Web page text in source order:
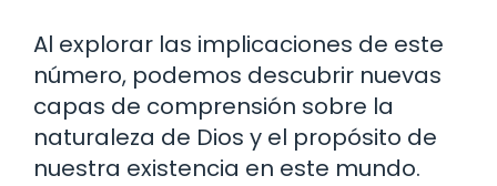
Al explorar las implicaciones de este
número, podemos descubrir nuevas
capas de comprensión sobre la
naturaleza de Dios y el propósito de
nuestra existencia en este mundo.